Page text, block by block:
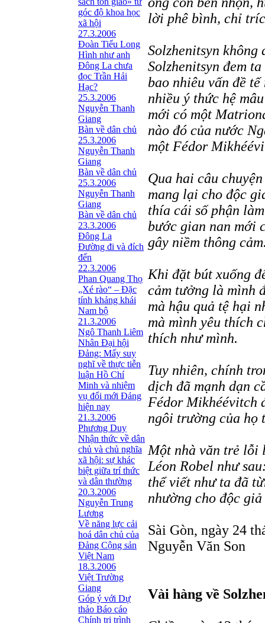
góc độ khoa học
xã hội
27.3.2006
Đoàn Tiểu Long
Hình như anh
Đông La chưa
đọc Trần Hải
Hạc?
25.3.2006
Nguyễn Thanh
Giang
Bàn về dân chủ
25.3.2006
Nguyễn Thanh
Giang
Bàn về dân chủ
25.3.2006
Nguyễn Thanh
Giang
Bàn về dân chủ
23.3.2006
Đông La
Đường đi và đích
đến
22.3.2006
Phan Quang Thọ
„Xé rào“ – Đặc
tính khảng khái
Nam bộ
21.3.2006
Ngô Thanh Liêm
Nhân Đại hội
Đảng: Mấy suy
nghĩ về thực tiễn
luận Hồ Chí
Minh và nhiệm
vụ đổi mới Đảng
hiện nay
21.3.2006
Phương Duy
Nhận thức về dân
chủ và chủ nghĩa
xã hội: sự khác
biệt giữa trí thức
và dân thường
20.3.2006
Nguyễn Trung
Lương
Về năng lực cải
hoá dân chủ của
Đảng Cộng sản
Việt Nam
18.3.2006
Việt Trường
Giang
Góp ý với Dự
thảo Báo cáo
Chính trị trình
lời phê bình, chỉ
Solzhenitsyn
Solzhenitsyn đem
bao nhiêu vấn đề
nhiều ý thức hệ
mới có một
nào đó của nước
một Fédor
Qua hai câu
mang lại cho độc
thía cái số phận
bước gian nan mới
gây niềm thông
Khi đặt bút xuống
cảm tưởng là mình
mà hậu quả tệ hại
mà mình yêu thích
thích như mình.
Tuy nhiên, chính
dịch đã mạnh dạn
Fédor Mikhéévitch
ngôi trường của họ
Một nhà văn trẻ lỗi
Léon Robel như
thể viết như ta đã
nhường cho độc
Sài Gòn, ngày 24
Nguyễn Văn Son
Vài hàng về